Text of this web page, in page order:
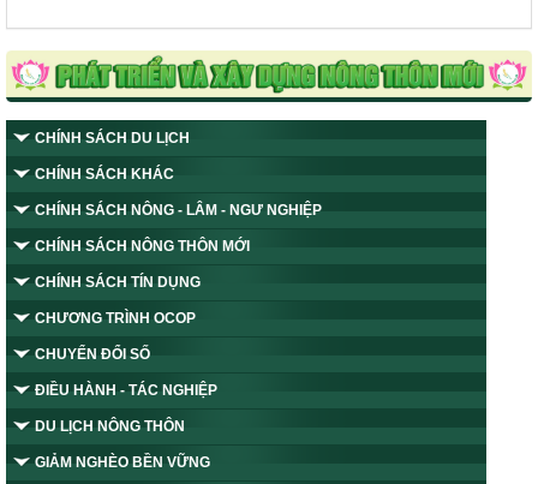
CHÍNH SÁCH DU LỊCH
CHÍNH SÁCH KHÁC
CHÍNH SÁCH NÔNG - LÂM - NGƯ NGHIỆP
CHÍNH SÁCH NÔNG THÔN MỚI
CHÍNH SÁCH TÍN DỤNG
CHƯƠNG TRÌNH OCOP
CHUYỂN ĐỔI SỐ
ĐIỀU HÀNH - TÁC NGHIỆP
DU LỊCH NÔNG THÔN
GIẢM NGHÈO BỀN VỮNG